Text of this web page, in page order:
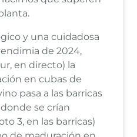
y una cuidadosa
de 2024,
en directo) la
en cubas de
pasa a las barricas
se crían
3, en las barricas)